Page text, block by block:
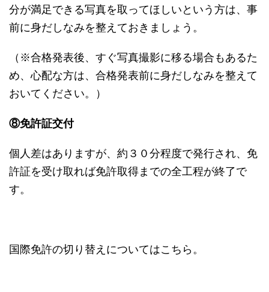
分が満足できる写真を取ってほしいという方は、事
前に身だしなみを整えておきましょう。
（※合格発表後、すぐ写真撮影に移る場合もあるた
め、心配な方は、合格発表前に身だしなみを整えて
おいてください。）
⑧免許証交付
個人差はありますが、約３０分程度で発行され、免
許証を受け取れば免許取得までの全工程が終了で
す。
国際免許の切り替えについてはこちら。